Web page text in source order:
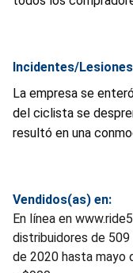
Incidentes/
La empresa se
del ciclista se
resultó en una
Vendidos(as) en:
En línea en
distribuidores de
de 2020 hasta mayo